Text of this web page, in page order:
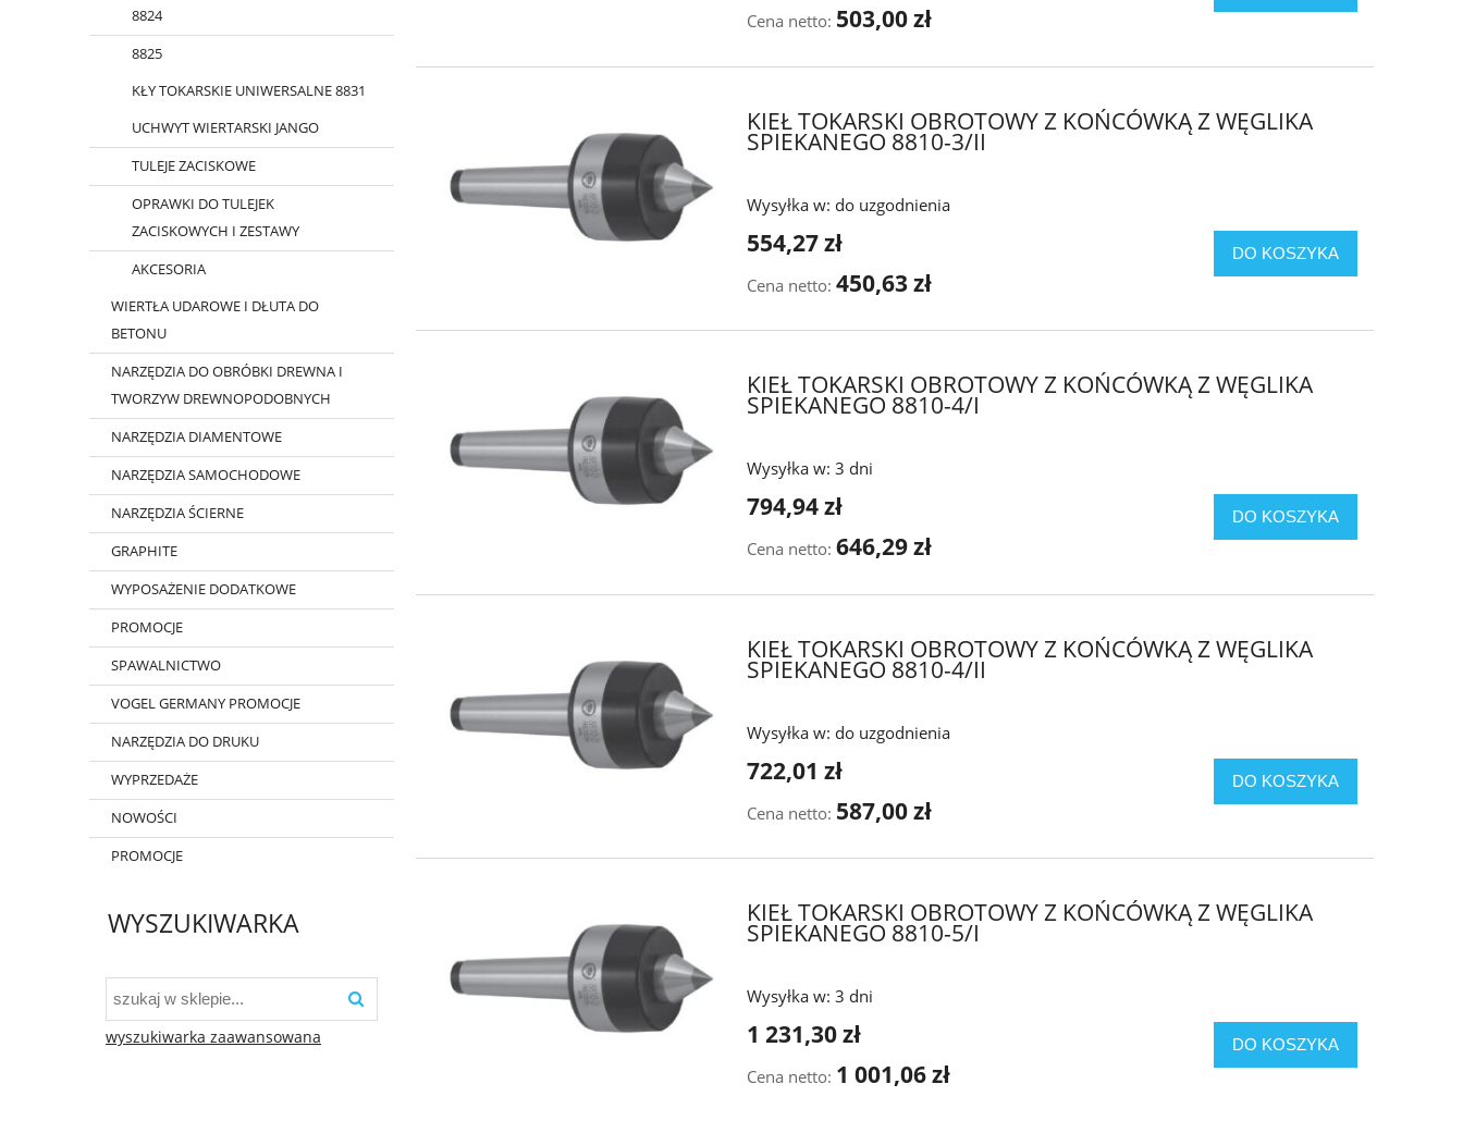
8824
8825
KŁY TOKARSKIE UNIWERSALNE 8831
UCHWYT WIERTARSKI JANGO
TULEJE ZACISKOWE
OPRAWKI DO TULEJEK
ZACISKOWYCH I ZESTAWY
AKCESORIA
WIERTŁA UDAROWE I DŁUTA DO
BETONU
NARZĘDZIA DO OBRÓBKI DREWNA I
TWORZYW DREWNOPODOBNYCH
NARZĘDZIA DIAMENTOWE
NARZĘDZIA SAMOCHODOWE
NARZĘDZIA ŚCIERNE
GRAPHITE
WYPOSAŻENIE DODATKOWE
PROMOCJE
SPAWALNICTWO
VOGEL GERMANY PROMOCJE
NARZĘDZIA DO DRUKU
WYPRZEDAŻE
NOWOŚCI
PROMOCJE
WYSZUKIWARKA
wyszukiwarka zaawansowana
Cena netto: 503,00 zł
KIEŁ TOKARSKI OBROTOWY Z KOŃCÓWKĄ Z WĘGLIKA
SPIEKANEGO 8810-3/II
Wysyłka w: do uzgodnienia
554,27 zł
Cena netto:450,63 zł
DO KOSZYKA
KIEŁ TOKARSKI OBROTOWY Z KOŃCÓWKĄ Z WĘGLIKA
SPIEKANEGO 8810-4/I
Wysyłka w: 3 dni
794,94 zł
Cena netto:646,29 zł
DO KOSZYKA
KIEŁ TOKARSKI OBROTOWY Z KOŃCÓWKĄ Z WĘGLIKA
SPIEKANEGO 8810-4/II
Wysyłka w: do uzgodnienia
722,01 zł
Cena netto: 587,00 zł
DO KOSZYKA
KIEŁ TOKARSKI OBROTOWY Z KOŃCÓWKĄ Z WĘGLIKA
SPIEKANEGO 8810-5/I
Wysyłka w: 3 dni
1 231,30 zł
Cena netto: 1 001,06 zł
DO KOSZYKA